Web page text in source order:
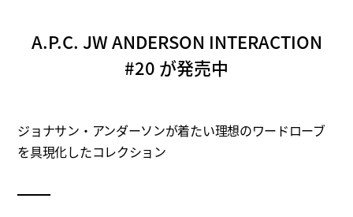
A.P.C. JW ANDERSON INTERACTION
#20 が発売中
ジョナサン・アンダーソンが着たい理想のワードローブ
を具現化したコレクション